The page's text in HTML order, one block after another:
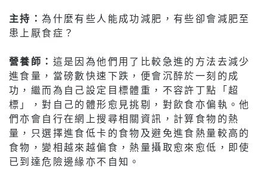
主持：為什麼有些人能成功減肥，有些卻會減肥至
患上厭食症？
營養師： 這是因為他們用了比較急進的方法去減少
進食量，當磅數快速下跌，便會沉醉於一刻的成
功，繼而為自己設定目標體重，不容許丁點「超
標」，對自己的體形愈見挑剔，對飲食亦偏執。他
們亦會自行在網上搜尋相關資訊，計算食物的熱
量，只選擇進食低卡的食物及避免進食熱量較高的
食物，變相越來越偏食，熱量攝取愈來愈低，即使
已到達危險邊緣亦不自知。